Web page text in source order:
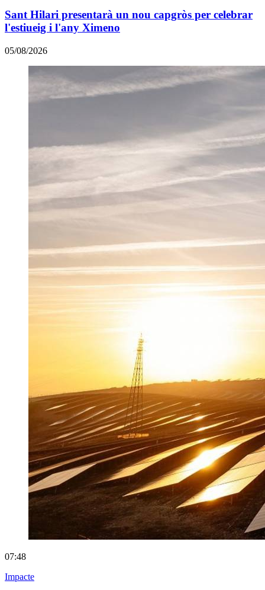
Sant Hilari presentarà un nou capgròs per celebrar
l'estiueig i l'any Ximeno
05/08/2026
07:48
Impacte